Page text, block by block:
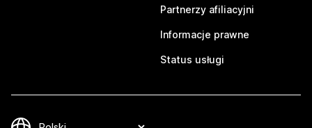
Partnerzy afiliacyjni
Informacje prawne
Status usługi